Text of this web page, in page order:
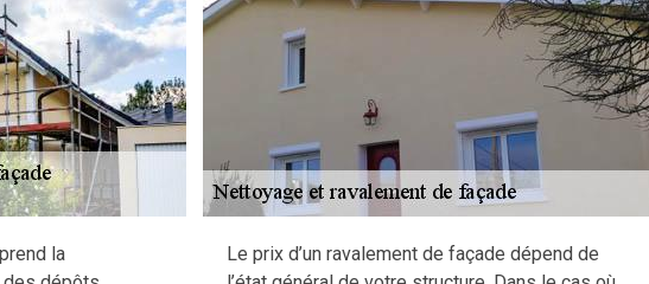
la
Le prix d’un ravalement de façade dépend de